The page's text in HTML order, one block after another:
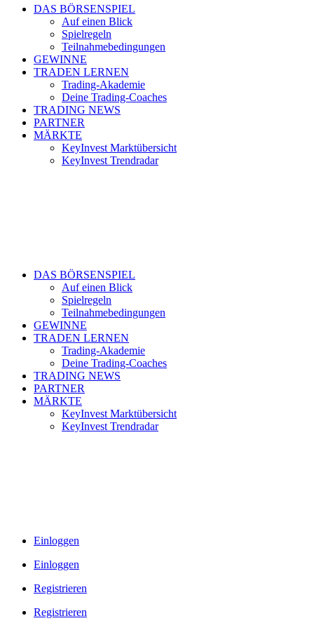
DAS BÖRSENSPIEL
Auf einen Blick
Spielregeln
Teilnahmebedingungen
GEWINNE
TRADEN LERNEN
Trading-Akademie
Deine Trading-Coaches
TRADING NEWS
PARTNER
MÄRKTE
KeyInvest Marktübersicht
KeyInvest Trendradar
DAS BÖRSENSPIEL
Auf einen Blick
Spielregeln
Teilnahmebedingungen
GEWINNE
TRADEN LERNEN
Trading-Akademie
Deine Trading-Coaches
TRADING NEWS
PARTNER
MÄRKTE
KeyInvest Marktübersicht
KeyInvest Trendradar
Einloggen
Einloggen
Registrieren
Registrieren